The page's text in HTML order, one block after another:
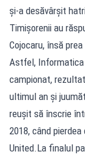
și-a desăvârșit
Timișorenii au
Cojocaru, însă
Astfel, Informatica
campionat,
ultimul an și
reușit să înscrie
2018, când
United.La finalul